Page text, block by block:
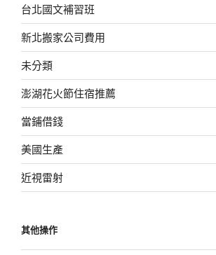
台北國文補習班
新北搬家公司費用
未分類
澎湖花火節住宿推薦
當鋪借錢
美國生產
近視雷射
其他操作